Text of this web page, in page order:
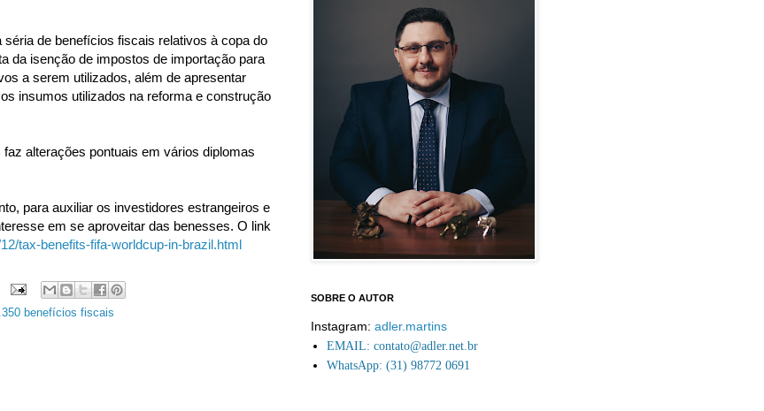
séria de benefícios fiscais relativos à copa do
da isenção de impostos de importação para
a serem utilizados, além de apresentar
insumos utilizados na reforma e construção
alterações pontuais em vários diplomas
para auxiliar os investidores estrangeiros e
em se aproveitar das benesses. O link
tax-benefits-fifa-worldcup-in-brazil.html
benefícios fiscais
SOBRE O AUTOR
Instagram: adler.martins
EMAIL: contato@adler.net.br
WhatsApp: (31) 98772 0691